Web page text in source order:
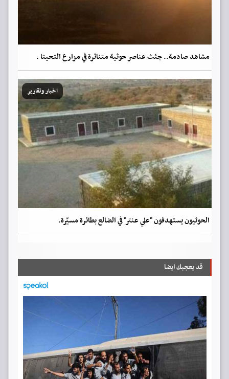
مشاهد صادمة.. جثث عناصر حوثية متناثرة في مزارع التحيتا .
اخبار وتقارير
الحوثيون يستهدفون "علي عنتر" في الضالع بطائرة مسيّرة.
قد يعجبك ايضا